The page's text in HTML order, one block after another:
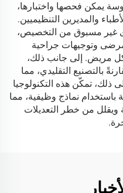
يمكن فحصها واختبارها،
والمديرين التنظيميين.
غير مسبوق من التخصيص،
وتوجيهات جراحية
مريض. إلى جانب ذلك،
بالتصنيع التقليدي، مما
ذلك، تمكّن هذه التكنولوجيا
باستخدام نماذج وظيفية، مما
ويقلل من خطر التعديلات